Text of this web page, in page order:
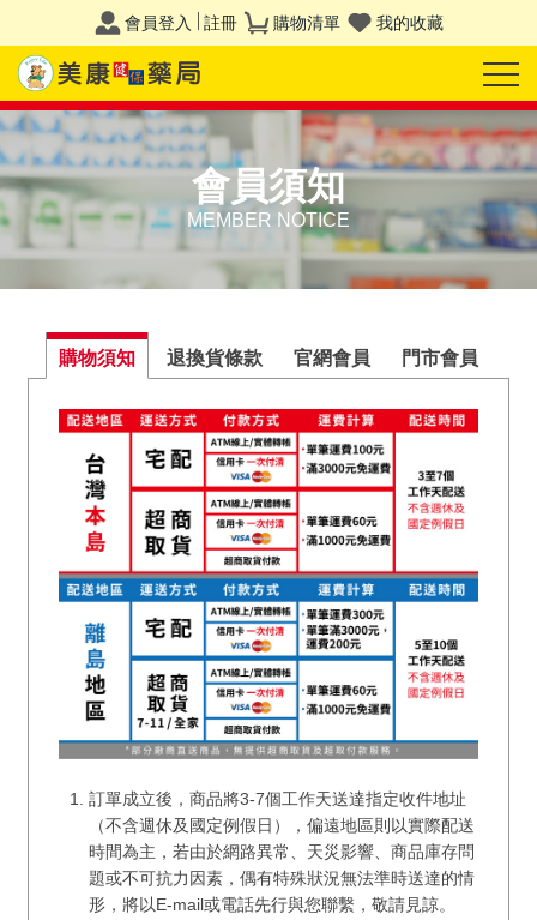
會員登入 註冊 購物清單 我的收藏
會員須知
MEMBER NOTICE
購物須知 退換貨條款 官網會員 門市會員
訂單成立後，商品將3-7個工作天送達指定收件地址
（不含週休及國定例假日），偏遠地區則以實際配送
時間為主，若由於網路異常、天災影響、商品庫存問
題或不可抗力因素，偶有特殊狀況無法準時送達的情
形，將以E-mail或電話先行與您聯繫，敬請見諒。